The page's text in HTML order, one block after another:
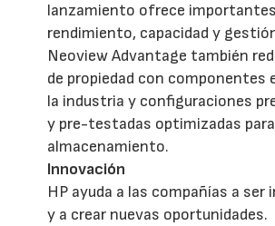
lanzamiento ofrece
rendimiento, capacidad y
Neoview Advantage también
de propiedad con componentes
la industria y configuraciones
y pre-testadas optimizadas para
almacenamiento.
Innovación
HP ayuda a las compañías a ser
y a crear nuevas oportunidades.